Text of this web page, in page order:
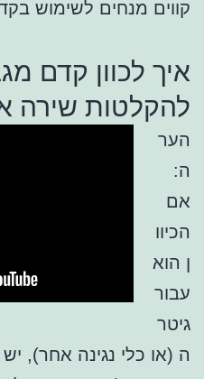
קווים מנחים לשימוש
איך לכוון קדם
להקלטות שירה
הער
ה:
אם
הכיוו
ן הוא
עבור
גיטר
ה (או כלי נגינה אחר),